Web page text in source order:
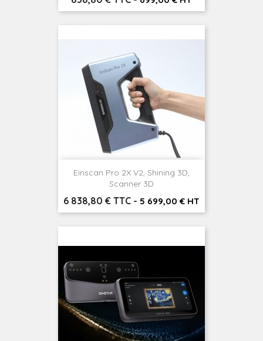
Einscan Pro 2X V2, Shining 3D,
Scanner 3D
Prix
6 838,80 € TTC - 5 699,00 € HT